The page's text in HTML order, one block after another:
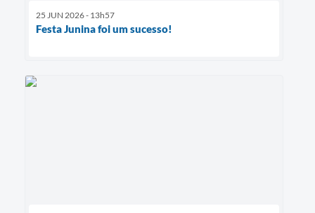
25 JUN 2026 - 13h57
Festa Junina foi um sucesso!